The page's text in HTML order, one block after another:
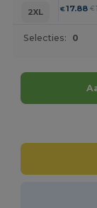
2XL
€17.88 €
Selecties: 0